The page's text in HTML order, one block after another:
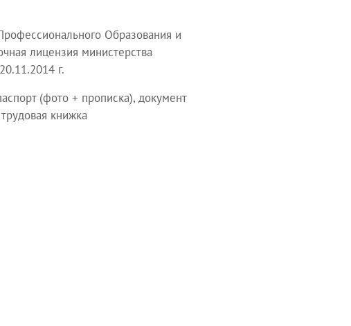
Образования и
лицензия министерства
г.
(фото + прописка), документ
книжка